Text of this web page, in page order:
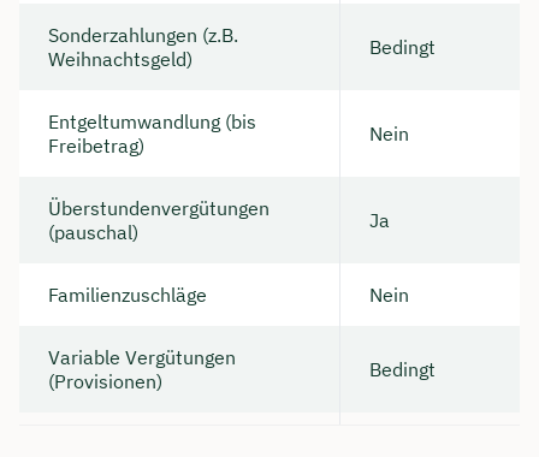
Sonderzahlungen (z.B.
Weihnachtsgeld)
Bedingt
Entgeltumwandlung (bis
Freibetrag)
Nein
Überstundenvergütungen
(pauschal)
Ja
Familienzuschläge Nein
Variable Vergütungen
(Provisionen)
Bedingt